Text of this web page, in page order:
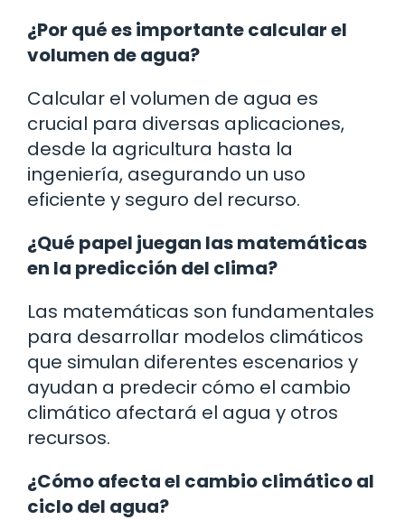
¿Por qué es importante calcular el
volumen de agua?
Calcular el volumen de agua es
crucial para diversas aplicaciones,
desde la agricultura hasta la
ingeniería, asegurando un uso
eficiente y seguro del recurso.
¿Qué papel juegan las matemáticas
en la predicción del clima?
Las matemáticas son fundamentales
para desarrollar modelos climáticos
que simulan diferentes escenarios y
ayudan a predecir cómo el cambio
climático afectará el agua y otros
recursos.
¿Cómo afecta el cambio climático al
ciclo del agua?